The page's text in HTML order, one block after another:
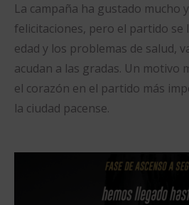
La campaña ha gustado mucho
felicitaciones, pero el partido se
edad y los problemas de salud,
acudan a las gradas. Un motivo
el corazón en el partido más
la ciudad pacense.